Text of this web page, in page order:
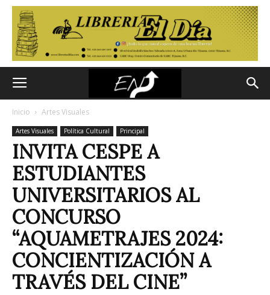
Inicio Artes Visuales
Artes Visuales Política Cultural Principal
INVITA CESPE A
ESTUDIANTES
UNIVERSITARIOS AL
CONCURSO
“AQUAMETRAJES 2024:
CONCIENTIZACIÓN A
TRAVÉS DEL CINE”